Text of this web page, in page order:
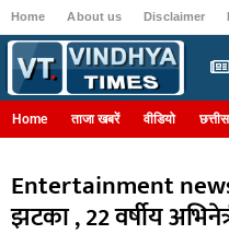
Home About us Disclaimer
Home ताजा खबरें वीडियो
Entertainment
झटका , 22 वर्षीय